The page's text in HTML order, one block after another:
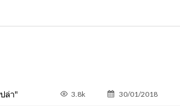
ล่า" 3.8k 30/01/2018